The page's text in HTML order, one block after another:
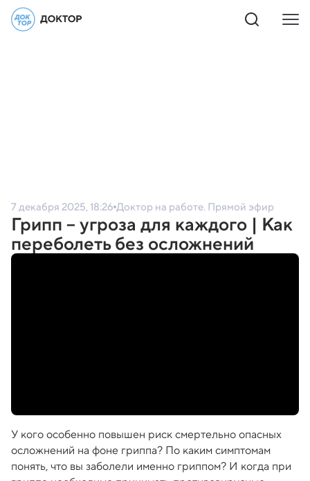
7 декабря 2025, 18:26 Доктор на работе. Прямой эфир
Грипп – угроза для каждого | Как
переболеть без осложнений
У кого особенно повышен риск смертельно опасных
осложнений на фоне гриппа? По каким симптомам
понять, что вы заболели именно гриппом? И когда при